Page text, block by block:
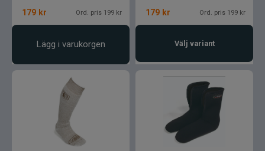
179 kr Ord. pris 199 kr
Lägg i varukorgen
179 kr Ord. pris 199 kr
Välj variant